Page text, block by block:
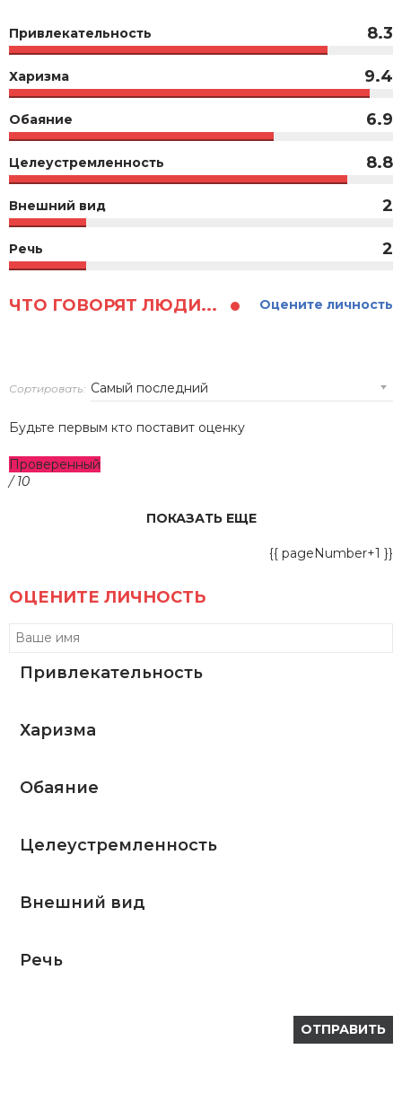
Привлекательность 8.3
Харизма 9.4
Обаяние 6.9
Целеустремленность 8.8
Внешний вид 2
Речь 2
ЧТО ГОВОРЯТ ЛЮДИ... Оцените личность
Сортировать:
Будьте первым кто поставит оценку
Проверенный
/ 10
ПОКАЗАТЬ ЕЩЕ
{{ pageNumber+1 }}
ОЦЕНИТЕ ЛИЧНОСТЬ
Привлекательность
Харизма
Обаяние
Целеустремленность
Внешний вид
Речь